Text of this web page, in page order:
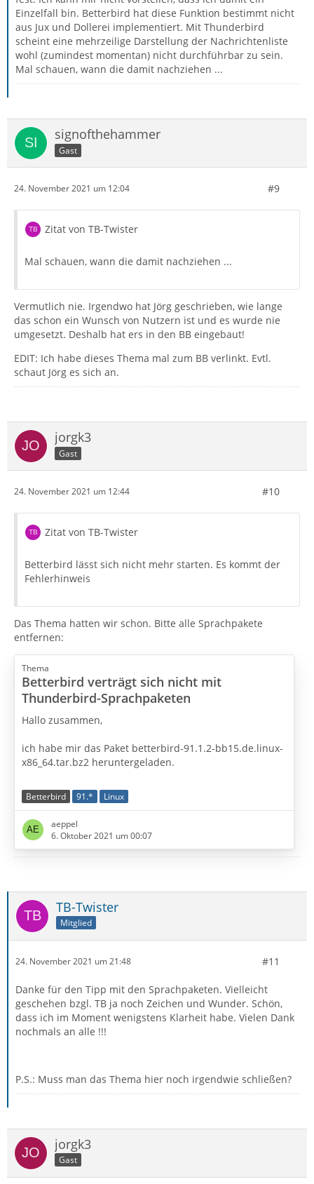
Einzelfall bin. Betterbird hat diese Funktion bestimmt nicht
aus Jux und Dollerei implementiert. Mit Thunderbird
scheint eine mehrzeilige Darstellung der Nachrichtenliste
wohl (zumindest momentan) nicht durchführbar zu sein.
Mal schauen, wann die damit nachziehen ...
signofthehammer
Gast
24. November 2021 um 12:04 #9
Zitat von TB-Twister
Mal schauen, wann die damit nachziehen ...
Vermutlich nie. Irgendwo hat Jörg geschrieben, wie lange
das schon ein Wunsch von Nutzern ist und es wurde nie
umgesetzt. Deshalb hat ers in den BB eingebaut!
EDIT: Ich habe dieses Thema mal zum BB verlinkt. Evtl.
schaut Jörg es sich an.
jorgk3
Gast
24. November 2021 um 12:44 #10
Zitat von TB-Twister
Betterbird lässt sich nicht mehr starten. Es kommt der
Fehlerhinweis
Das Thema hatten wir schon. Bitte alle Sprachpakete
entfernen:
Thema
Betterbird verträgt sich nicht mit
Thunderbird-Sprachpaketen
Hallo zusammen,
ich habe mir das Paket betterbird-91.1.2-bb15.de.linux-
x86_64.tar.bz2 heruntergeladen.
Nach dem Entpacken und Starten bekomme ich
angehängte Fehlermeldung. Wie kann ich das auf
Fehlersuche gehen? Im Terminal wird mir nix angezeigt.
Viele Grüße
Betterbird 91.* Linux
aeppel
6. Oktober 2021 um 00:07
TB-Twister
Mitglied
24. November 2021 um 21:48 #11
Danke für den Tipp mit den Sprachpaketen. Vielleicht
geschehen bzgl. TB ja noch Zeichen und Wunder. Schön,
dass ich im Moment wenigstens Klarheit habe. Vielen Dank
nochmals an alle !!!
P.S.: Muss man das Thema hier noch irgendwie schließen?
jorgk3
Gast